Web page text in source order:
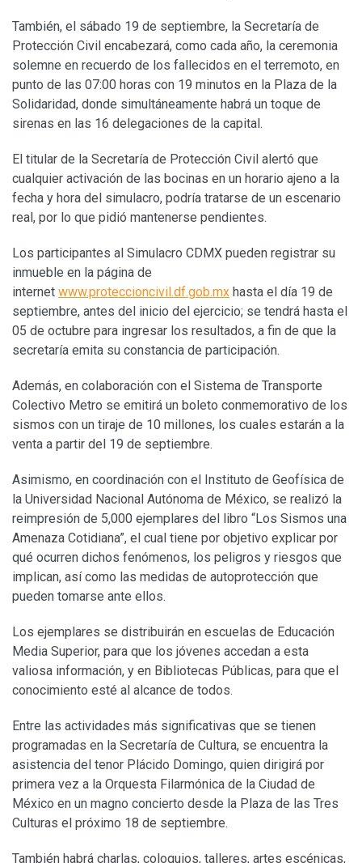
También, el sábado 19 de septiembre, la Secretaría de
Protección Civil encabezará, como cada año, la ceremonia
solemne en recuerdo de los fallecidos en el terremoto, en
punto de las 07:00 horas con 19 minutos en la Plaza de la
Solidaridad, donde simultáneamente habrá un toque de
sirenas en las 16 delegaciones de la capital.
El titular de la Secretaría de Protección Civil alertó que
cualquier activación de las bocinas en un horario ajeno a la
fecha y hora del simulacro, podría tratarse de un escenario
real, por lo que pidió mantenerse pendientes.
Los participantes al Simulacro CDMX pueden registrar su
inmueble en la página de
internet www.proteccioncivil.df.gob.mx hasta el día 19 de
septiembre, antes del inicio del ejercicio; se tendrá hasta el
05 de octubre para ingresar los resultados, a fin de que la
secretaría emita su constancia de participación.
Además, en colaboración con el Sistema de Transporte
Colectivo Metro se emitirá un boleto conmemorativo de los
sismos con un tiraje de 10 millones, los cuales estarán a la
venta a partir del 19 de septiembre.
Asimismo, en coordinación con el Instituto de Geofísica de
la Universidad Nacional Autónoma de México, se realizó la
reimpresión de 5,000 ejemplares del libro “Los Sismos una
Amenaza Cotidiana”, el cual tiene por objetivo explicar por
qué ocurren dichos fenómenos, los peligros y riesgos que
implican, así como las medidas de autoprotección que
pueden tomarse ante ellos.
Los ejemplares se distribuirán en escuelas de Educación
Media Superior, para que los jóvenes accedan a esta
valiosa información, y en Bibliotecas Públicas, para que el
conocimiento esté al alcance de todos.
Entre las actividades más significativas que se tienen
programadas en la Secretaría de Cultura, se encuentra la
asistencia del tenor Plácido Domingo, quien dirigirá por
primera vez a la Orquesta Filarmónica de la Ciudad de
México en un magno concierto desde la Plaza de las Tres
Culturas el próximo 18 de septiembre.
También habrá charlas, coloquios, talleres, artes escénicas,